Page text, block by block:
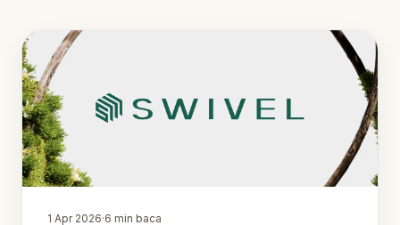
1 Apr 2026·6 min baca